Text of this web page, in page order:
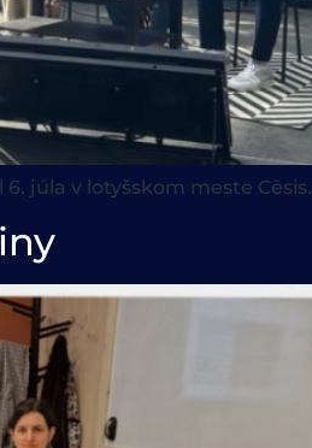
júla v lotyšskom meste Cēsis.